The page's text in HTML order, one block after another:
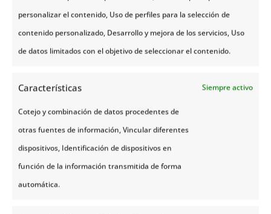
personalizar el contenido, Uso de perfiles para la selección de
contenido personalizado, Desarrollo y mejora de los servicios, Uso
de datos limitados con el objetivo de seleccionar el contenido.
Características Siempre activo
Cotejo y combinación de datos procedentes de
otras fuentes de información, Vincular diferentes
dispositivos, Identificación de dispositivos en
función de la información transmitida de forma
automática.